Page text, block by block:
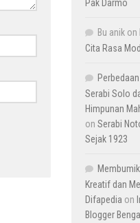
Pak Darmo
Bu anik on
Cita Rasa
Serabi Solo
Himpunan
on Serabi
Sejak 1923
Kreatif dan
Difapedia on
Blogger